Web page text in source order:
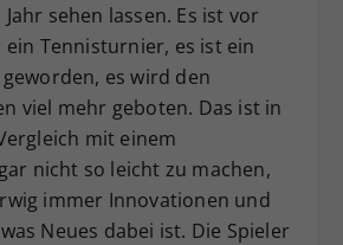
sehen lassen. Es ist vor
Tennisturnier, es ist ein
es wird den
viel mehr geboten. Das ist in
mit einem
nicht so leicht zu machen,
immer Innovationen und
Neues dabei ist. Die Spieler